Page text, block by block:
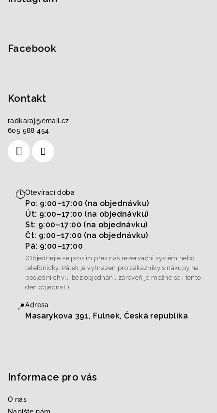
Facebook
Kontakt
radkaraj@email.cz
605 588 454
🕒Otevírací doba
Po: 9:00–17:00 (na objednávku)
Út: 9:00–17:00 (na objednávku)
St: 9:00–17:00 (na objednávku)
Čt: 9:00–17:00 (na objednávku)
Pá: 9:00–17:00
(Objednejte se prosím přes náš rezervační systém nebo
telefonicky. Pátek je vyhrazen pro zákazníky s nákupy na
poslední chvíli bez objednání, zároveň je možné se i tento
den objednat.)
📍Adresa
Masarykova 391, Fulnek, Česká republika
Informace pro vás
O nás